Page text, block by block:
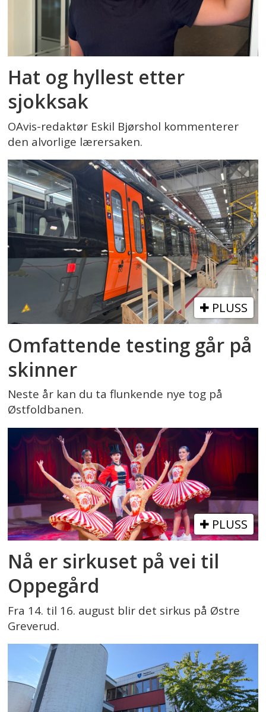
Hat og hyllest etter
sjokksak
OAvis-redaktør Eskil Bjørshol kommenterer
den alvorlige lærersaken.
PLUSS
Omfattende testing går på
skinner
Neste år kan du ta flunkende nye tog på
Østfoldbanen.
PLUSS
Nå er sirkuset på vei til
Oppegård
Fra 14. til 16. august blir det sirkus på Østre
Greverud.